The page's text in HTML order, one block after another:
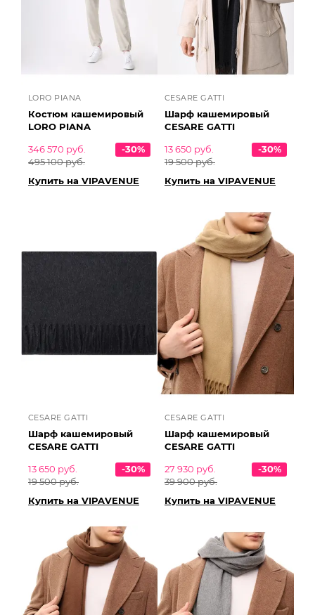
LORO PIANA
Костюм кашемировый
LORO PIANA
346 570 руб.
495 100 руб.
-30%
Купить на VIPAVENUE
CESARE GATTI
Шарф кашемировый
CESARE GATTI
13 650 руб.
19 500 руб.
-30%
Купить на VIPAVENUE
CESARE GATTI
Шарф кашемировый
CESARE GATTI
13 650 руб.
19 500 руб.
-30%
Купить на VIPAVENUE
CESARE GATTI
Шарф кашемировый
CESARE GATTI
27 930 руб.
39 900 руб.
-30%
Купить на VIPAVENUE